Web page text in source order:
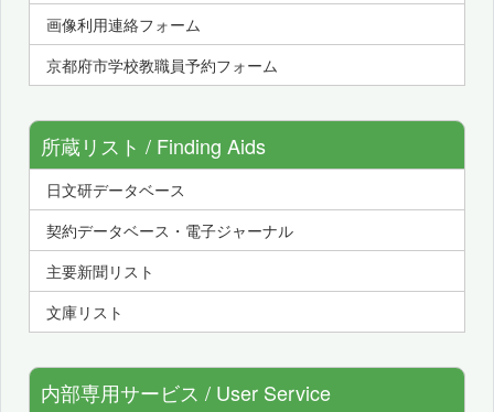
画像利用連絡フォーム
京都府市学校教職員予約フォーム
所蔵リスト / Finding Aids
日文研データベース
契約データベース・電子ジャーナル
主要新聞リスト
文庫リスト
内部専用サービス / User Service